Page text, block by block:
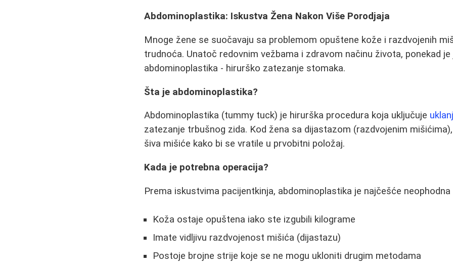
Abdominoplastika: Iskustva Žena Nakon Više Porodjaja
Mnoge žene se suočavaju sa problemom opuštene kože i razdvojenih
trudnoća. Unatoč redovnim vežbama i zdravom načinu života, ponekad je
abdominoplastika - hirurško zatezanje stomaka.
Šta je abdominoplastika?
Abdominoplastika (tummy tuck) je hirurška procedura koja uključuje
zatezanje trbušnog zida. Kod žena sa dijastazom (razdvojenim mišićima),
šiva mišiće kako bi se vratile u prvobitni položaj.
Kada je potrebna operacija?
Prema iskustvima pacijentkinja, abdominoplastika je najčešće neophodna
Koža ostaje opuštena iako ste izgubili kilograme
Imate vidljivu razdvojenost mišića (dijastazu)
Postoje brojne strije koje se ne mogu ukloniti drugim metodama